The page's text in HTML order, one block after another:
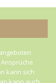
kann sich